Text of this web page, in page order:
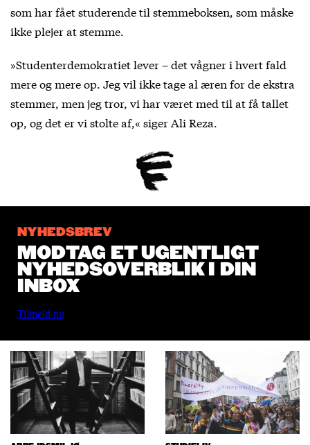
som har fået studerende til stemmeboksen, som måske
ikke plejer at stemme.
»Studenterdemokratiet lever – det vågner i hvert fald
mere og mere op. Jeg vil ikke tage al æren for de ekstra
stemmer, men jeg tror, vi har været med til at få tallet
op, og det er vi stolte af,« siger Ali Reza.
NYHEDSBREV
MODTAG ET UGENTLIGT
NYHEDSOVERBLIK I DIN
INBOX
Tilmeld nu